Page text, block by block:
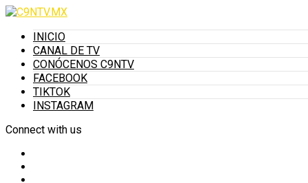
INICIO
CANAL DE TV
CONÓCENOS C9NTV
FACEBOOK
TIKTOK
INSTAGRAM
Connect with us